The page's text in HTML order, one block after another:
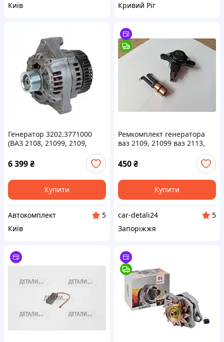
Київ
Кривий Ріг
Генератор 3202.3771000
(ВАЗ 2108, 21099, 2109,
2110, 2111, 2112) 14V 90A
6 399₴
Купити
Автокомплект
5
Київ
Ремкомплект генератора
ваз 2109, 21099 ваз 2113,
2114, 2115 ваз 2110, 2111,
2112 (ламелі/реле зарядки)
450₴
Купити
car-detali24
5
Запоріжжя